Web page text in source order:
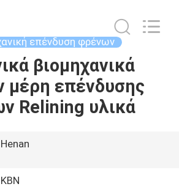
επένδυση φρένων
βιομηχανικά
μέρη επένδυσης
Relining υλικά
Henan
KBN